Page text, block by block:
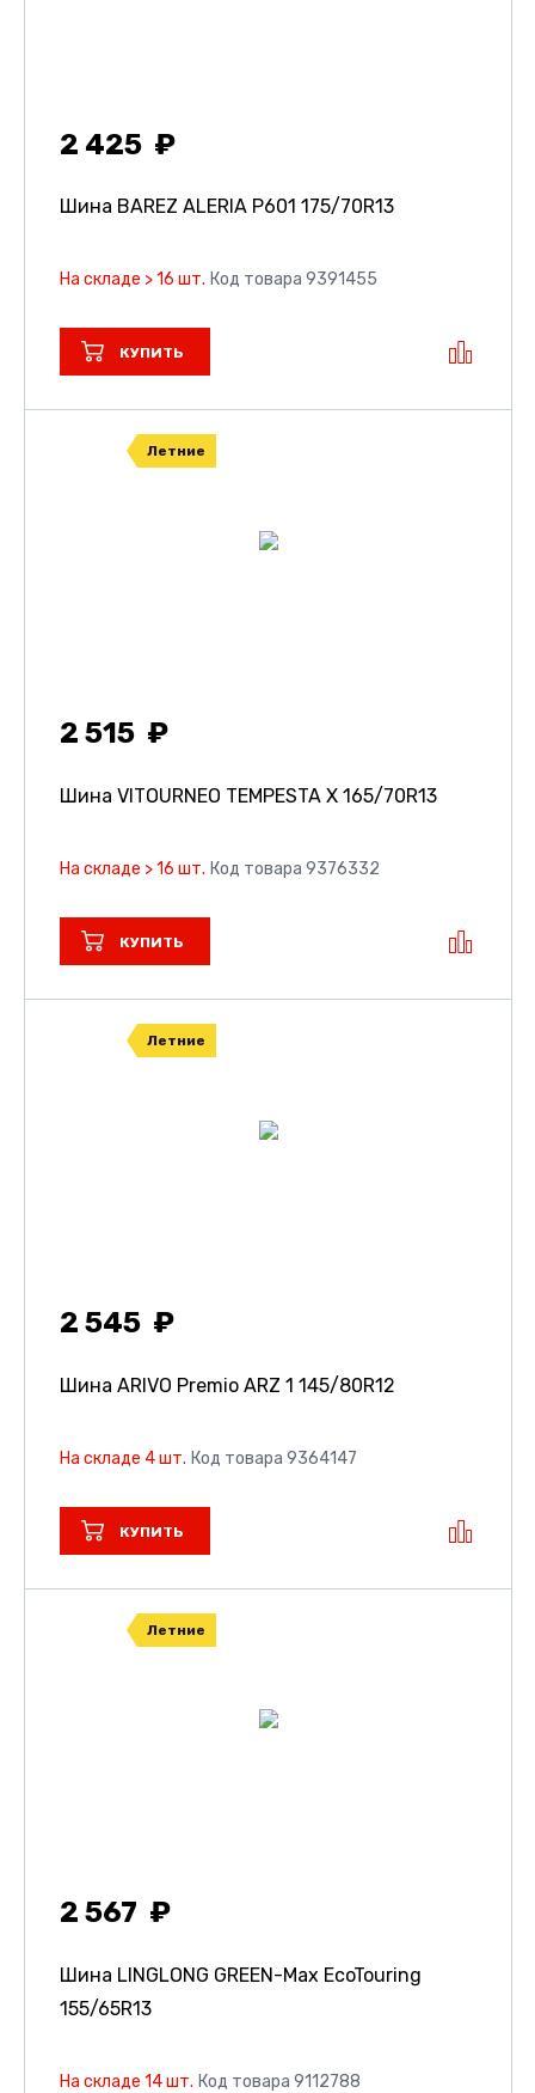
2 425
Шина BAREZ ALERIA P601 175/70R13
На складе > 16 шт. Код товара 9391455
КУПИТЬ
Летние
2 515
Шина VITOURNEO TEMPESTA X 165/70R13
На складе > 16 шт. Код товара 9376332
КУПИТЬ
Летние
2 545
Шина ARIVO Premio ARZ 1 145/80R12
На складе 4 шт. Код товара 9364147
КУПИТЬ
Летние
2 567
Шина LINGLONG GREEN-Max EcoTouring
155/65R13
На складе 14 шт. Код товара 9112788